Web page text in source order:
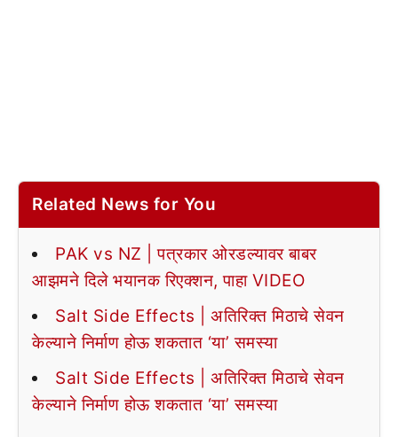
Related News for You
PAK vs NZ | पत्रकार ओरडल्यावर बाबर
आझमने दिले भयानक रिएक्शन, पाहा VIDEO
Salt Side Effects | अतिरिक्त मिठाचे सेवन
केल्याने निर्माण होऊ शकतात ‘या’ समस्या
Salt Side Effects | अतिरिक्त मिठाचे सेवन
केल्याने निर्माण होऊ शकतात ‘या’ समस्या